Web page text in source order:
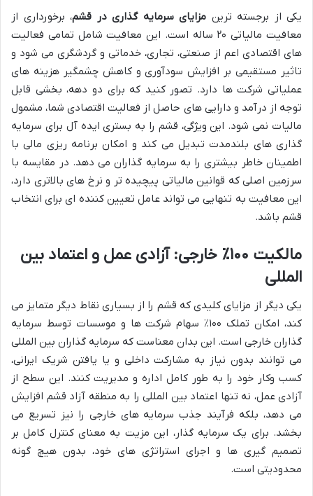
یکی از برجسته ترین مزایای سرمایه گذاری در قشم، برخورداری از
معافیت مالیاتی ۲۰ ساله است. این معافیت شامل تمامی فعالیت
های اقتصادی اعم از صنعتی، تجاری، خدماتی و گردشگری می شود و
تاثیر مستقیمی بر افزایش سودآوری و کاهش چشمگیر هزینه های
عملیاتی شرکت ها دارد. تصور کنید که برای دو دهه، بخشی قابل
توجه از درآمد و دارایی های حاصل از فعالیت اقتصادی شما، مشمول
مالیات نمی شود. این ویژگی، قشم را به بستری ایده آل برای سرمایه
گذاری های بلندمدت تبدیل می کند و امکان برنامه ریزی مالی با
اطمینان خاطر بیشتری را به سرمایه گذاران می دهد. در مقایسه با
سرزمین اصلی که قوانین مالیاتی پیچیده تر و نرخ های بالاتری دارد،
این معافیت به تنهایی می تواند عامل تعیین کننده ای برای انتخاب
قشم باشد.
مالکیت ۱۰۰٪ خارجی: آزادی عمل و اعتماد بین
المللی
یکی دیگر از مزایای کلیدی که قشم را از بسیاری نقاط دیگر متمایز می
کند، امکان تملک ۱۰۰٪ سهام شرکت ها و موسسات توسط سرمایه
گذاران خارجی است. این بدان معناست که سرمایه گذاران بین المللی
می توانند بدون نیاز به مشارکت داخلی و یا یافتن شریک ایرانی،
کسب وکار خود را به طور کامل اداره و مدیریت کنند. این سطح از
آزادی عمل، نه تنها اعتماد بین المللی را به منطقه آزاد قشم افزایش
می دهد، بلکه فرآیند جذب سرمایه های خارجی را نیز تسریع می
بخشد. برای یک سرمایه گذار، این مزیت به معنای کنترل کامل بر
تصمیم گیری ها و اجرای استراتژی های خود، بدون هیچ گونه
محدودیتی است.